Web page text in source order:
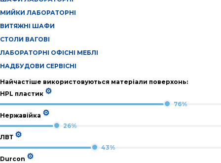
МИЙКИ ЛАБОРАТОРНІ
ВИТЯЖНІ ШАФИ
СТОЛИ ВАГОВІ
ЛАБОРАТОРНІ ОФІСНІ МЕБЛІ
НАДБУДОВИ СЕРВІСНІ
Найчастіше використовуються матеріали поверхонь:
HPL пластик ⚙
76%
Нержавійка ⚙
26%
ЛВТ ⚙
43%
Durcon ⚙